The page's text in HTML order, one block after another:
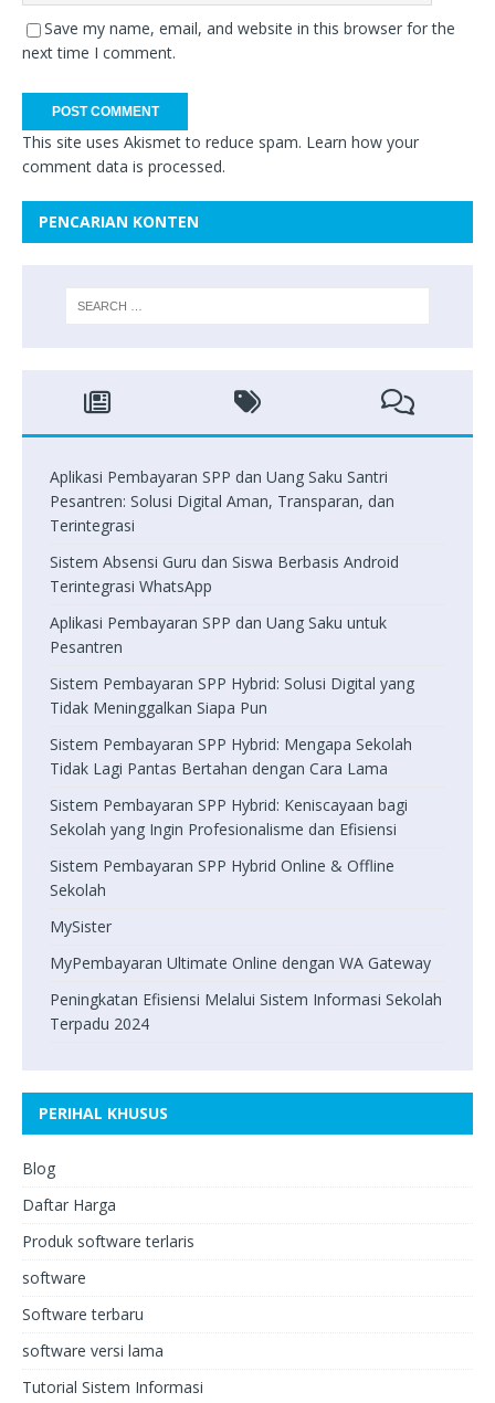
Save my name, email, and website in this browser for the
next time I comment.
This site uses Akismet to reduce spam. Learn how your
comment data is processed.
PENCARIAN KONTEN
Aplikasi Pembayaran SPP dan Uang Saku Santri
Pesantren: Solusi Digital Aman, Transparan, dan
Terintegrasi
Sistem Absensi Guru dan Siswa Berbasis Android
Terintegrasi WhatsApp
Aplikasi Pembayaran SPP dan Uang Saku untuk
Pesantren
Sistem Pembayaran SPP Hybrid: Solusi Digital yang
Tidak Meninggalkan Siapa Pun
Sistem Pembayaran SPP Hybrid: Mengapa Sekolah
Tidak Lagi Pantas Bertahan dengan Cara Lama
Sistem Pembayaran SPP Hybrid: Keniscayaan bagi
Sekolah yang Ingin Profesionalisme dan Efisiensi
Sistem Pembayaran SPP Hybrid Online & Offline
Sekolah
MySister
MyPembayaran Ultimate Online dengan WA Gateway
Peningkatan Efisiensi Melalui Sistem Informasi Sekolah
Terpadu 2024
PERIHAL KHUSUS
Blog
Daftar Harga
Produk software terlaris
software
Software terbaru
software versi lama
Tutorial Sistem Informasi